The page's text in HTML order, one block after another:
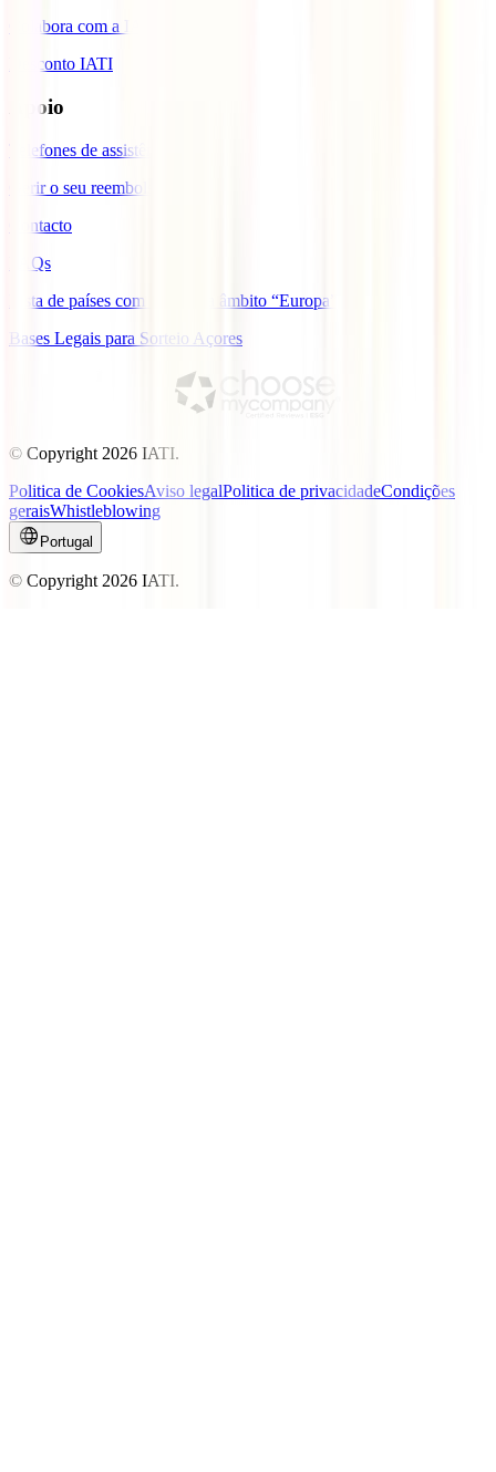
Colabora com a IATI
Desconto IATI
Apoio
Telefones de assistência
Gerir o seu reembolso
Contacto
FAQs
Lista de países com cobertura âmbito “Europa”
Bases Legais para Sorteio Açores
© Copyright 2026 IATI.
Politica de CookiesAviso legalPolitica de privacidadeCondições
geraisWhistleblowing
Portugal
© Copyright 2026 IATI.